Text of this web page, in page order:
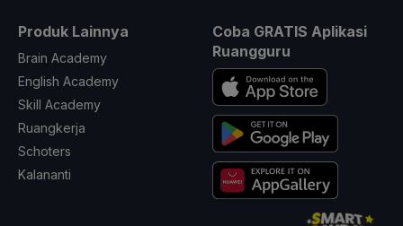
Produk Lainnya
Brain Academy
English Academy
Skill Academy
Ruangkerja
Schoters
Kalananti
Coba GRATIS Aplikasi
Ruangguru